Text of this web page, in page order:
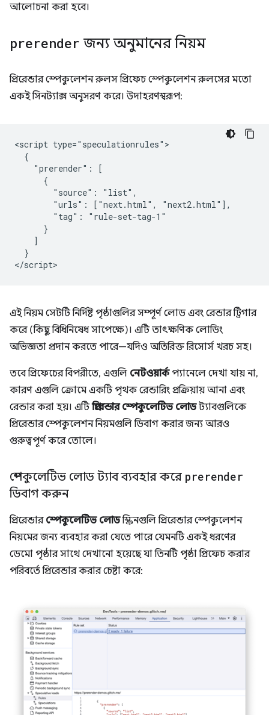
আলোচনা করা হবে।
prerender জন্য অনুমানের নিয়ম
প্রিরেন্ডার স্পেকুলেশন রুলস প্রিফেচ স্পেকুলেশন রুলসের মতো
একই সিনট্যাক্স অনুসরণ করে। উদাহরণস্বরূপ:
<script type="speculationrules">
  {
    "prerender": [
      {
        "source": "list",
        "urls": ["next.html", "next2.html"],
        "tag": "rule-set-tag-1"
      }
    ]
  }
এই নিয়ম সেটটি নির্দিষ্ট পৃষ্ঠাগুলির সম্পূর্ণ লোড এবং রেন্ডার ট্রিগার
করে (কিছু বিধিনিষেধ সাপেক্ষে)। এটি তাৎক্ষণিক লোডিং
অভিজ্ঞতা প্রদান করতে পারে—যদিও অতিরিক্ত রিসোর্স খরচ সহ।
তবে প্রিফেচের বিপরীতে, এগুলি নেটওয়ার্কপ্যানেলে দেখা যায় না,
কারণ এগুলি ক্রোমে একটি পৃথক রেন্ডারিং প্রক্রিয়ায় আনা এবং
রেন্ডার করা হয়। এটিপ্রিরেন্ডার স্পেকুলেটিভ লোডট্যাবগুলিকে
প্রিরেন্ডার স্পেকুলেশন নিয়মগুলি ডিবাগ করার জন্য আরও
গুরুত্বপূর্ণ করে তোলে।
স্পেকুলেটিভ লোড ট্যাব ব্যবহার করে prerender
ডিবাগ করুন
প্রিরেন্ডার স্পেকুলেটিভ লোডস্ক্রিনগুলি প্রিরেন্ডার স্পেকুলেশন
নিয়মের জন্য ব্যবহার করা যেতে পারে যেমনটি একই ধরণের
ডেমো পৃষ্ঠার সাথে দেখানো হয়েছে যা তিনটি পৃষ্ঠা প্রিফেচ করার
পরিবর্তে প্রিরেন্ডার করার চেষ্টা করে: